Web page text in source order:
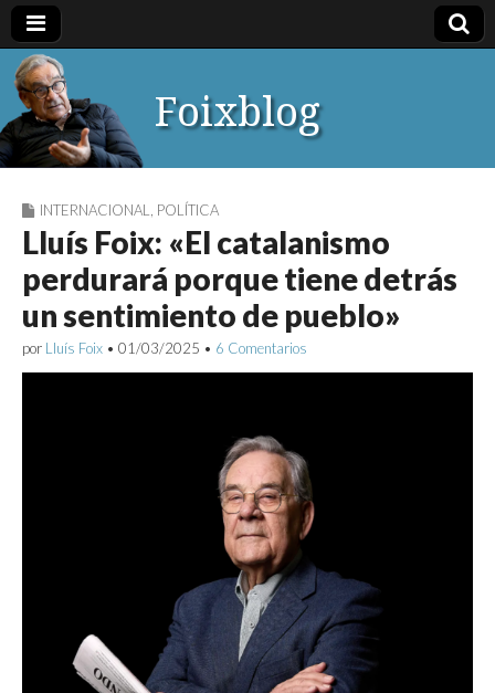
Foixblog
INTERNACIONAL POLÍTICA
Lluís Foix: «El catalanismo
perdurará porque tiene detrás
un sentimiento de pueblo»
por Lluís Foix • 01/03/2025 • 6 Comentarios